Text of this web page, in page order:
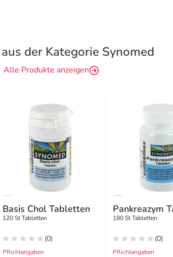
der Kategorie Synomed
Alle Produkte anzeigen
Basis Chol Tabletten
120 St Tabletten
(0)
Pflichtangaben
Pankreazym
180 St Tabletten
(0)
Pflichtangaben